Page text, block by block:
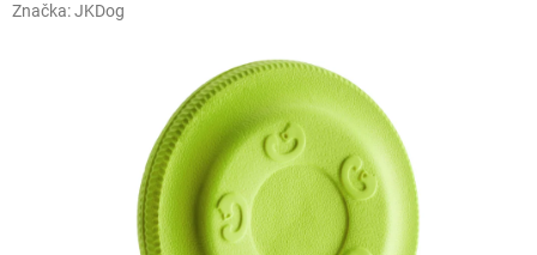
Značka:JKDog